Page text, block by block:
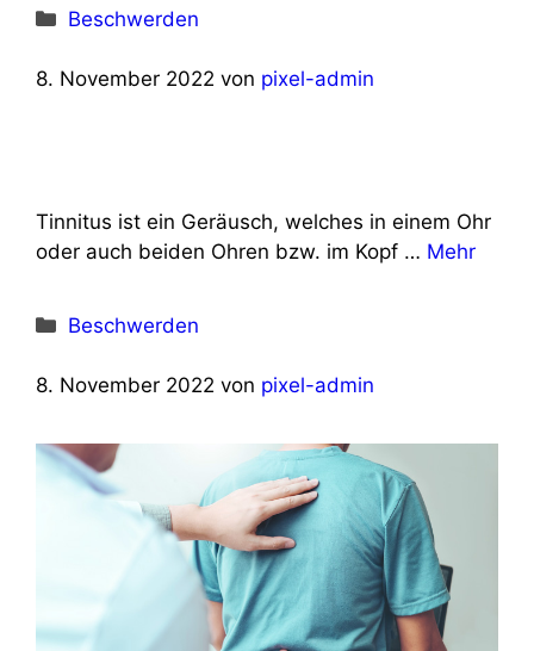
Kategorien
Beschwerden
8. November 2022 von pixel-admin
Tinnitus ist ein Geräusch, welches in einem Ohr
oder auch beiden Ohren bzw. im Kopf … Mehr
Kategorien
Beschwerden
8. November 2022 von pixel-admin